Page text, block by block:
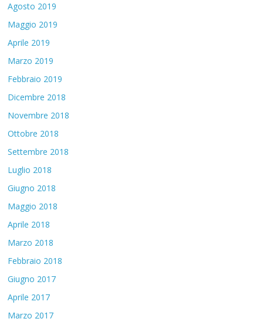
Agosto 2019
Maggio 2019
Aprile 2019
Marzo 2019
Febbraio 2019
Dicembre 2018
Novembre 2018
Ottobre 2018
Settembre 2018
Luglio 2018
Giugno 2018
Maggio 2018
Aprile 2018
Marzo 2018
Febbraio 2018
Giugno 2017
Aprile 2017
Marzo 2017